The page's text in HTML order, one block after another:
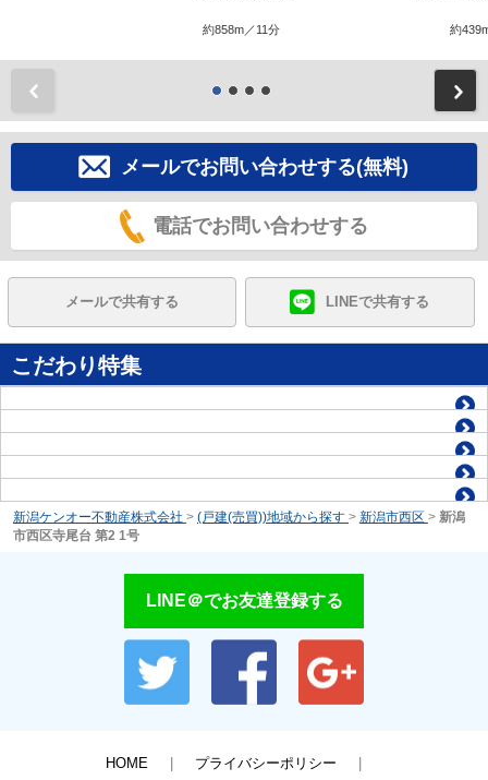
約858m／11分 約
メールでお問い合わせする(無料)
電話でお問い合わせする
メールで共有する LINEで共有する
こだわり特集
新潟ケンオー不動産株式会社 > (戸建(売買))地域から探す > 新潟市西区 > 新潟
市西区寺尾台 第2 1号
LINE＠でお友達登録する
HOME プライバシーポリシー